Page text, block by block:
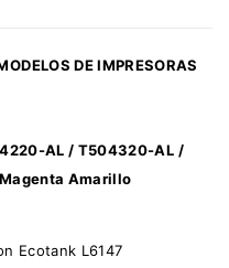
DE IMPRESORAS
AL / T504320-AL /
Amarillo
Ecotank L6147